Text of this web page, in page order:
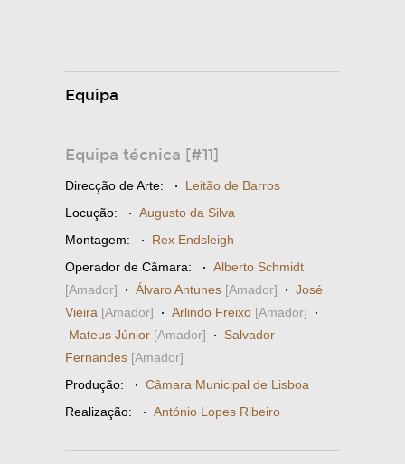
Equipa
Equipa técnica [#11]
Direcção de Arte: · Leitão de Barros
Locução: · Augusto da Silva
Montagem: · Rex Endsleigh
Operador de Câmara: · Alberto Schmidt
[Amador] · Álvaro Antunes [Amador] · José
Vieira [Amador] · Arlindo Freixo [Amador] ·
Mateus Júnior [Amador] · Salvador
Fernandes [Amador]
Produção: · Câmara Municipal de Lisboa
Realização: · António Lopes Ribeiro